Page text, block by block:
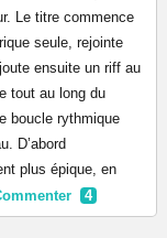
Le titre commence
seule, rejointe
ensuite un riff au
tout au long du
boucle rythmique
D’abord
plus épique, en
4